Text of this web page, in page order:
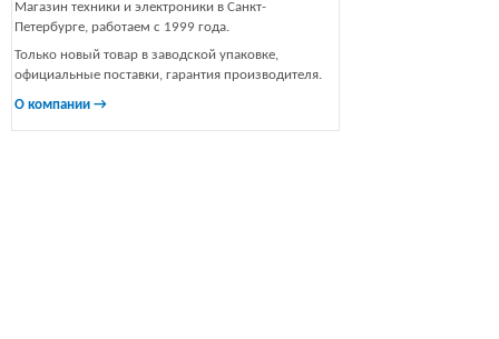
Магазин техники и электроники в Санкт-
Петербурге, работаем с 1999 года.
Только новый товар в заводской упаковке,
официальные поставки, гарантия производителя.
О компании →